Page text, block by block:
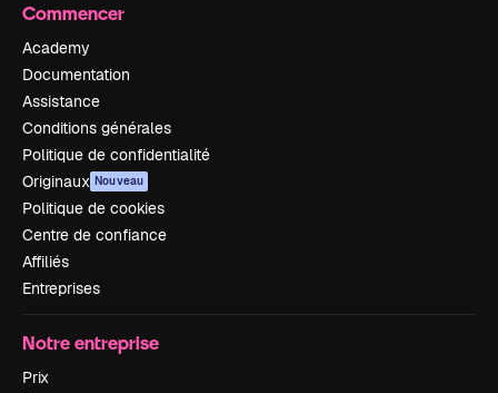
Commencer
Academy
Documentation
Assistance
Conditions générales
Politique de confidentialité
Originaux Nouveau
Politique de cookies
Centre de confiance
Affiliés
Entreprises
Notre entreprise
Prix